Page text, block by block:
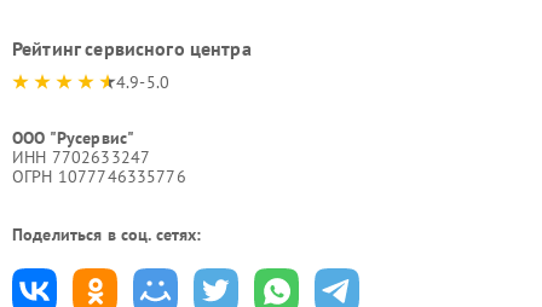
Рейтинг сервисного центра
4.9-5.0
ООО "Русервис"
ИНН 7702633247
ОГРН 1077746335776
Поделиться в соц. сетях: